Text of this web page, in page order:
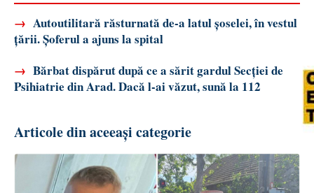
→ Autoutilitară răsturnată de-a latul șoselei, în vestul
țării. Șoferul a ajuns la spital
→ Bărbat dispărut după ce a sărit gardul Secției de
Psihiatrie din Arad. Dacă l-ai văzut, sună la 112
Articole din aceeași categorie